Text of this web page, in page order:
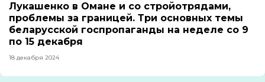
Лукашенко в Омане и со стройотрядами,
проблемы за границей. Три основных темы
беларусской госпропаганды на неделе со 9
по 15 декабря
18 декабря 2024